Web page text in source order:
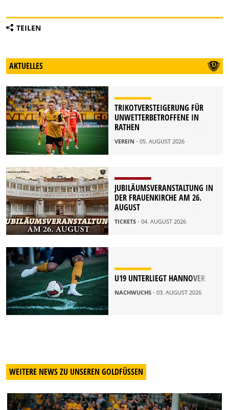
TEILEN
AKTUELLES
TRIKOTVERSTEIGERUNG FÜR
UNWETTERBETROFFENE IN
RATHEN
VEREIN - 05. AUGUST 2026
JUBILÄUMSVERANSTALTUNG IN
DER FRAUENKIRCHE AM 26.
AUGUST
TICKETS - 04. AUGUST 2026
U19 UNTERLIEGT HANNOVER
NACHWUCHS - 03. AUGUST 2026
WEITERE NEWS ZU UNSEREN GOLDFÜSSEN